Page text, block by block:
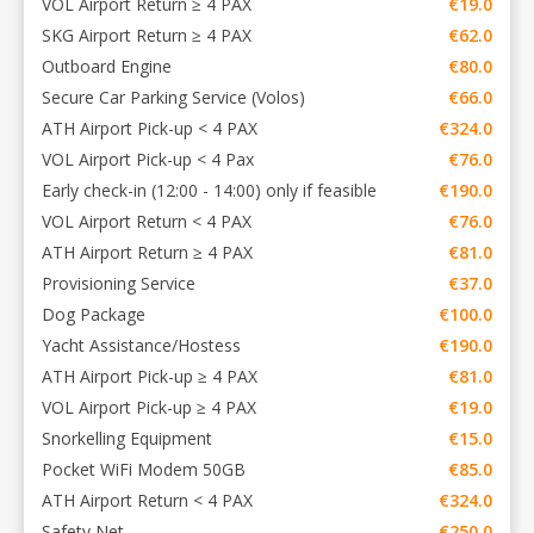
SKG Airport Return ≥ 4 PAX
€62.0
Outboard Engine
€80.0
Secure Car Parking Service (Volos)
€66.0
ATH Airport Pick-up < 4 PAX
€324.0
VOL Airport Pick-up < 4 Pax
€76.0
Early check-in (12:00 - 14:00) only if feasible
€190.0
VOL Airport Return < 4 PAX
€76.0
ATH Airport Return ≥ 4 PAX
€81.0
Provisioning Service
€37.0
Dog Package
€100.0
Yacht Assistance/Hostess
€190.0
ATH Airport Pick-up ≥ 4 PAX
€81.0
VOL Airport Pick-up ≥ 4 PAX
€19.0
Snorkelling Equipment
€15.0
Pocket WiFi Modem 50GB
€85.0
ATH Airport Return < 4 PAX
€324.0